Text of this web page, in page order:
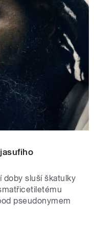
doby sluší škatulky
pseudonymem